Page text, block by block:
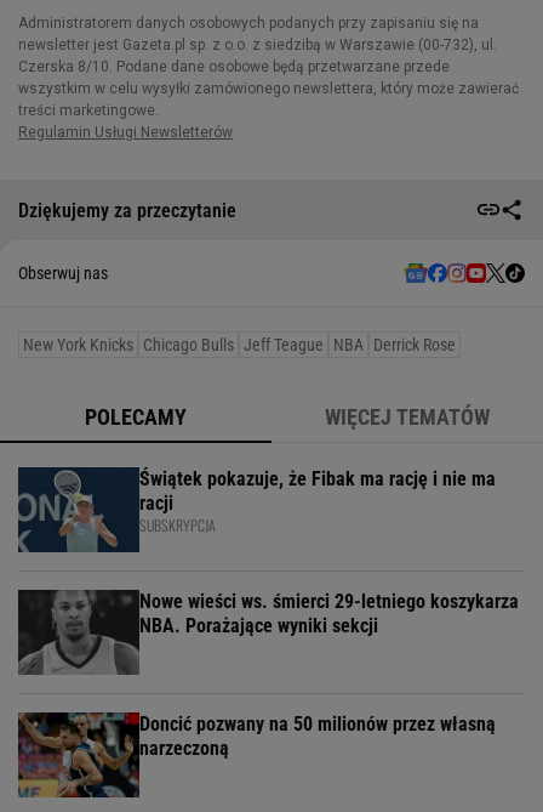
Dziękujemy za przeczytanie
Obserwuj nas
New York Knicks Chicago Bulls Jeff Teague NBA Derrick Rose
POLECAMY WIĘCEJ TEMATÓW
Świątek pokazuje, że Fibak ma rację i nie ma
racji
SUBSKRYPCJA
Nowe wieści ws. śmierci 29-letniego koszykarza
NBA. Porażające wyniki sekcji
Doncić pozwany na 50 milionów przez własną
narzeczoną